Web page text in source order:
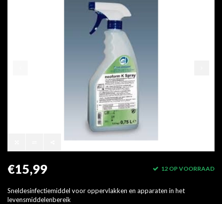
€15,99 12 OP VOORRAAD
Sneldesinfectiemiddel voor oppervlakken en apparaten in het
levensmiddelenbereik